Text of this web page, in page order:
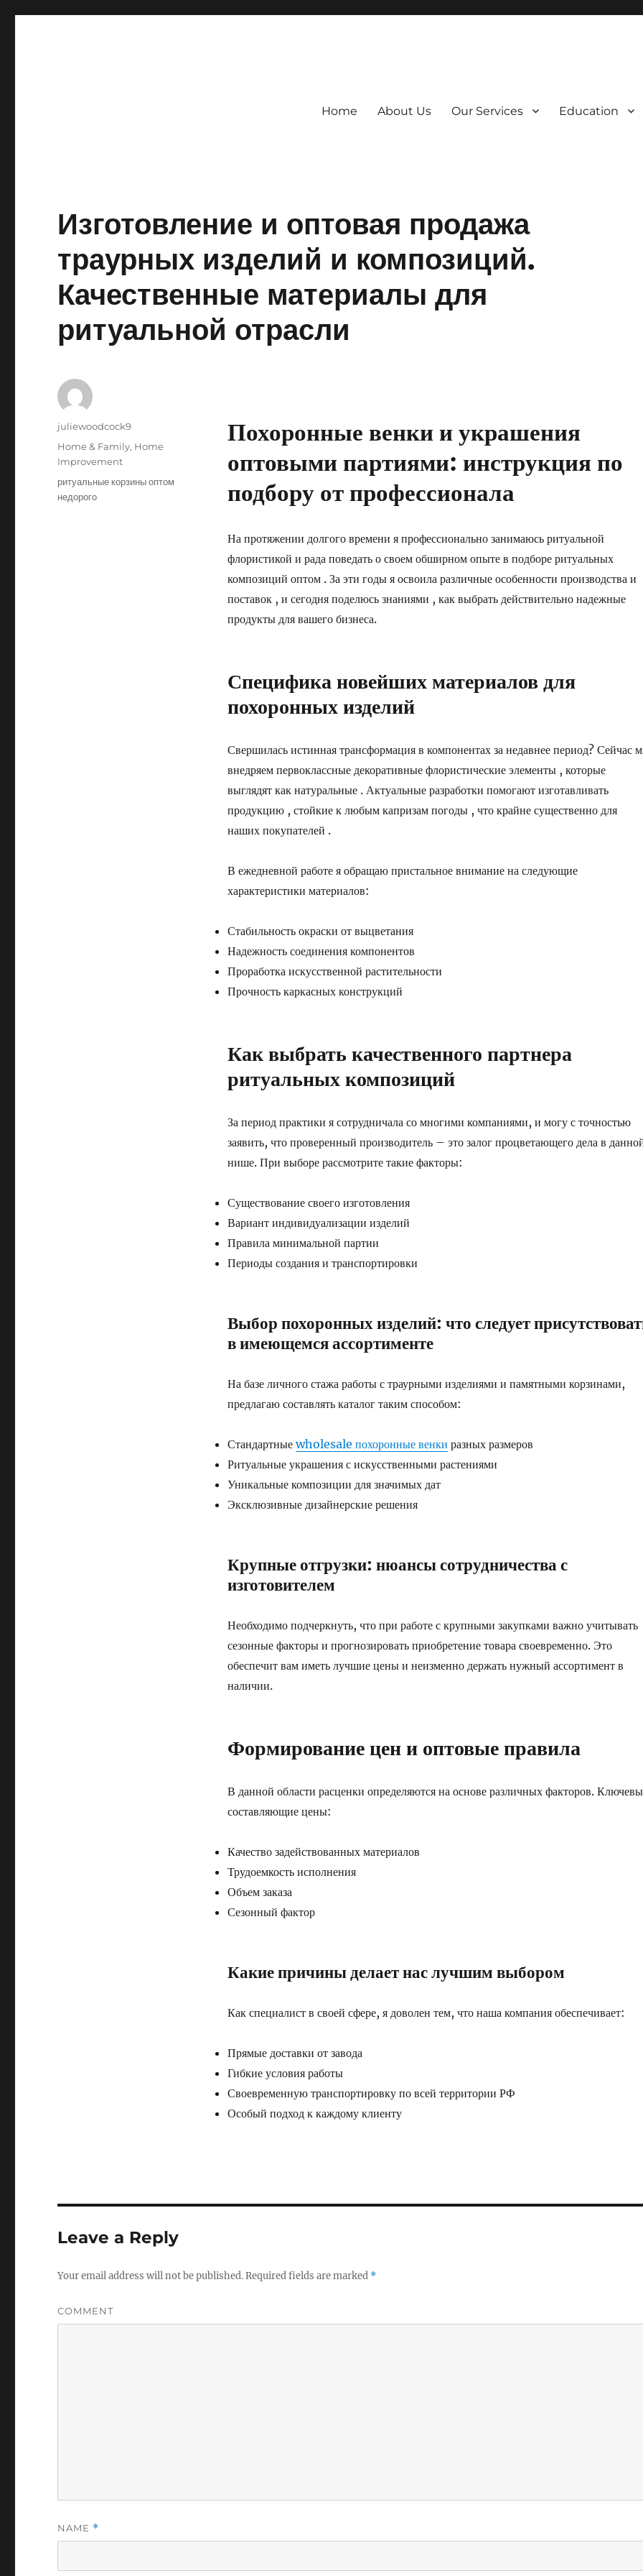
Home About Us Our Services Education
Изготовление и оптовая продажа
траурных изделий и композиций.
Качественные материалы для
ритуальной отрасли
Похоронные венки и украшения
оптовыми партиями: инструкция по
подбору от профессионала
На протяжении долгого времени я профессионально занимаюсь ритуальной
флористикой и рада поведать о своем обширном опыте в подборе ритуальных
композиций оптом . За эти годы я освоила различные особенности производства и
поставок , и сегодня поделюсь знаниями , как выбрать действительно надежные
продукты для вашего бизнеса.
Специфика новейших материалов для
похоронных изделий
Свершилась истинная трансформация в компонентах за недавнее период? Сейчас
внедряем первоклассные декоративные флористические элементы , которые
выглядят как натуральные . Актуальные разработки помогают изготавливать
продукцию , стойкие к любым капризам погоды , что крайне существенно для
наших покупателей .
В ежедневной работе я обращаю пристальное внимание на следующие
характеристики материалов:
Стабильность окраски от выцветания
Надежность соединения компонентов
Проработка искусственной растительности
Прочность каркасных конструкций
Как выбрать качественного партнера
ритуальных композиций
За период практики я сотрудничала со многими компаниями, и могу с точностью
заявить, что проверенный производитель – это залог процветающего дела в
нише. При выборе рассмотрите такие факторы:
Существование своего изготовления
Вариант индивидуализации изделий
Правила минимальной партии
Периоды создания и транспортировки
Выбор похоронных изделий: что следует
в имеющемся ассортименте
На базе личного стажа работы с траурными изделиями и памятными корзинами,
предлагаю составлять каталог таким способом:
Стандартныеwholesale похоронные венки разных размеров
Ритуальные украшения с искусственными растениями
Уникальные композиции для значимых дат
Эксклюзивные дизайнерские решения
Крупные отгрузки: нюансы сотрудничества с
изготовителем
Необходимо подчеркнуть, что при работе с крупными закупками важно учитывать
сезонные факторы и прогнозировать приобретение товара своевременно. Это
обеспечит вам иметь лучшие цены и неизменно держать нужный ассортимент в
наличии.
Формирование цен и оптовые правила
В данной области расценки определяются на основе различных факторов.
составляющие цены:
Качество задействованных материалов
Трудоемкость исполнения
Объем заказа
Сезонный фактор
Какие причины делает нас лучшим выбором
Как специалист в своей сфере, я доволен тем, что наша компания обеспечивает:
Прямые доставки от завода
Гибкие условия работы
Своевременную транспортировку по всей территории РФ
Особый подход к каждому клиенту
Author
juliewoodcock9
Posted
on
Categories
Home & Family, Home
Improvement
Tags
ритуальные корзины оптом
недорого
Leave a Reply
Your email address will not be published.Required fields are marked *
COMMENT
NAME *